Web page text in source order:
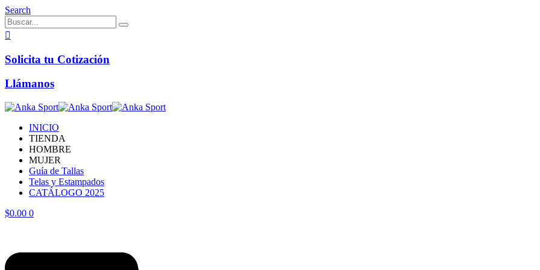
Search
Solicita tu Cotización
Llámanos
INICIO
TIENDA
HOMBRE
MUJER
Guía de Tallas
Telas y Estampados
CATÁLOGO 2025
$0.00 0